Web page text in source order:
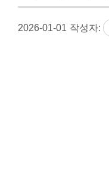
2026-01-01 작성자: